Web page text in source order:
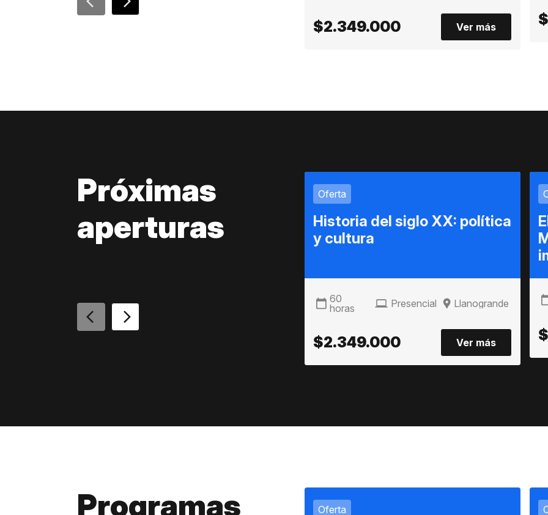
$2.349.000 Ver más
Próximas
aperturas
Oferta
Historia del siglo XX: política
y cultura
60
horas
Presencial Llanogrande
$2.349.000 Ver más
Programas Oferta